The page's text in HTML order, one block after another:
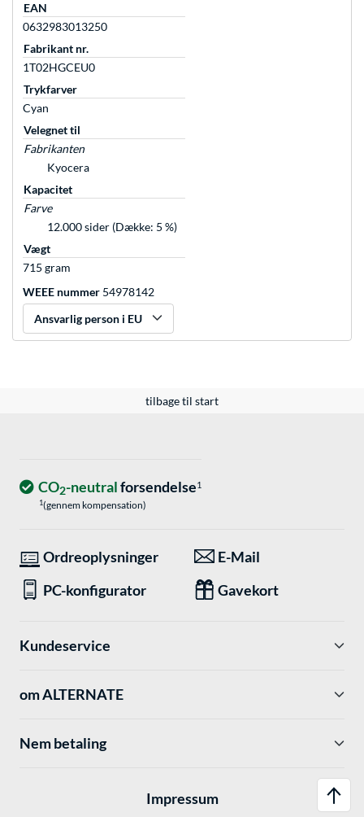
EAN
0632983013250
Fabrikant nr.
1T02HGCEU0
Trykfarver
Cyan
Velegnet til
Fabrikanten
Kyocera
Kapacitet
Farve
12.000 sider (Dække: 5 %)
Vægt
715 gram
WEEE nummer 54978142
Ansvarlig person i EU
tilbage til start
CO2-neutralforsendelse1
1(gennem kompensation)
Ordreoplysninger
E-Mail
PC-konfigurator
Gavekort
Kundeservice
om ALTERNATE
Nem betaling
Impressum